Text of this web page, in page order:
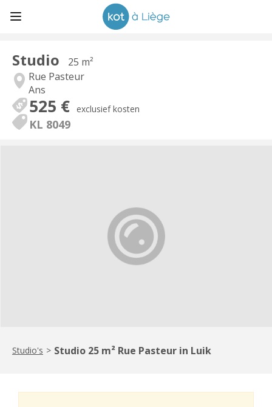
Studio
25 m²
Rue Pasteur
Ans
525 € exclusief kosten
KL 8049
Studio's > Studio 25 m² Rue Pasteur in Luik